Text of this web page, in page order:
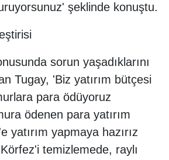
şeklinde konuştu.
sorun yaşadıklarını
Tugay, 'Biz yatırım bütçesi
para ödüyoruz
ödenen para yatırım
yatırım yapmaya hazırız
temizlemede, raylı